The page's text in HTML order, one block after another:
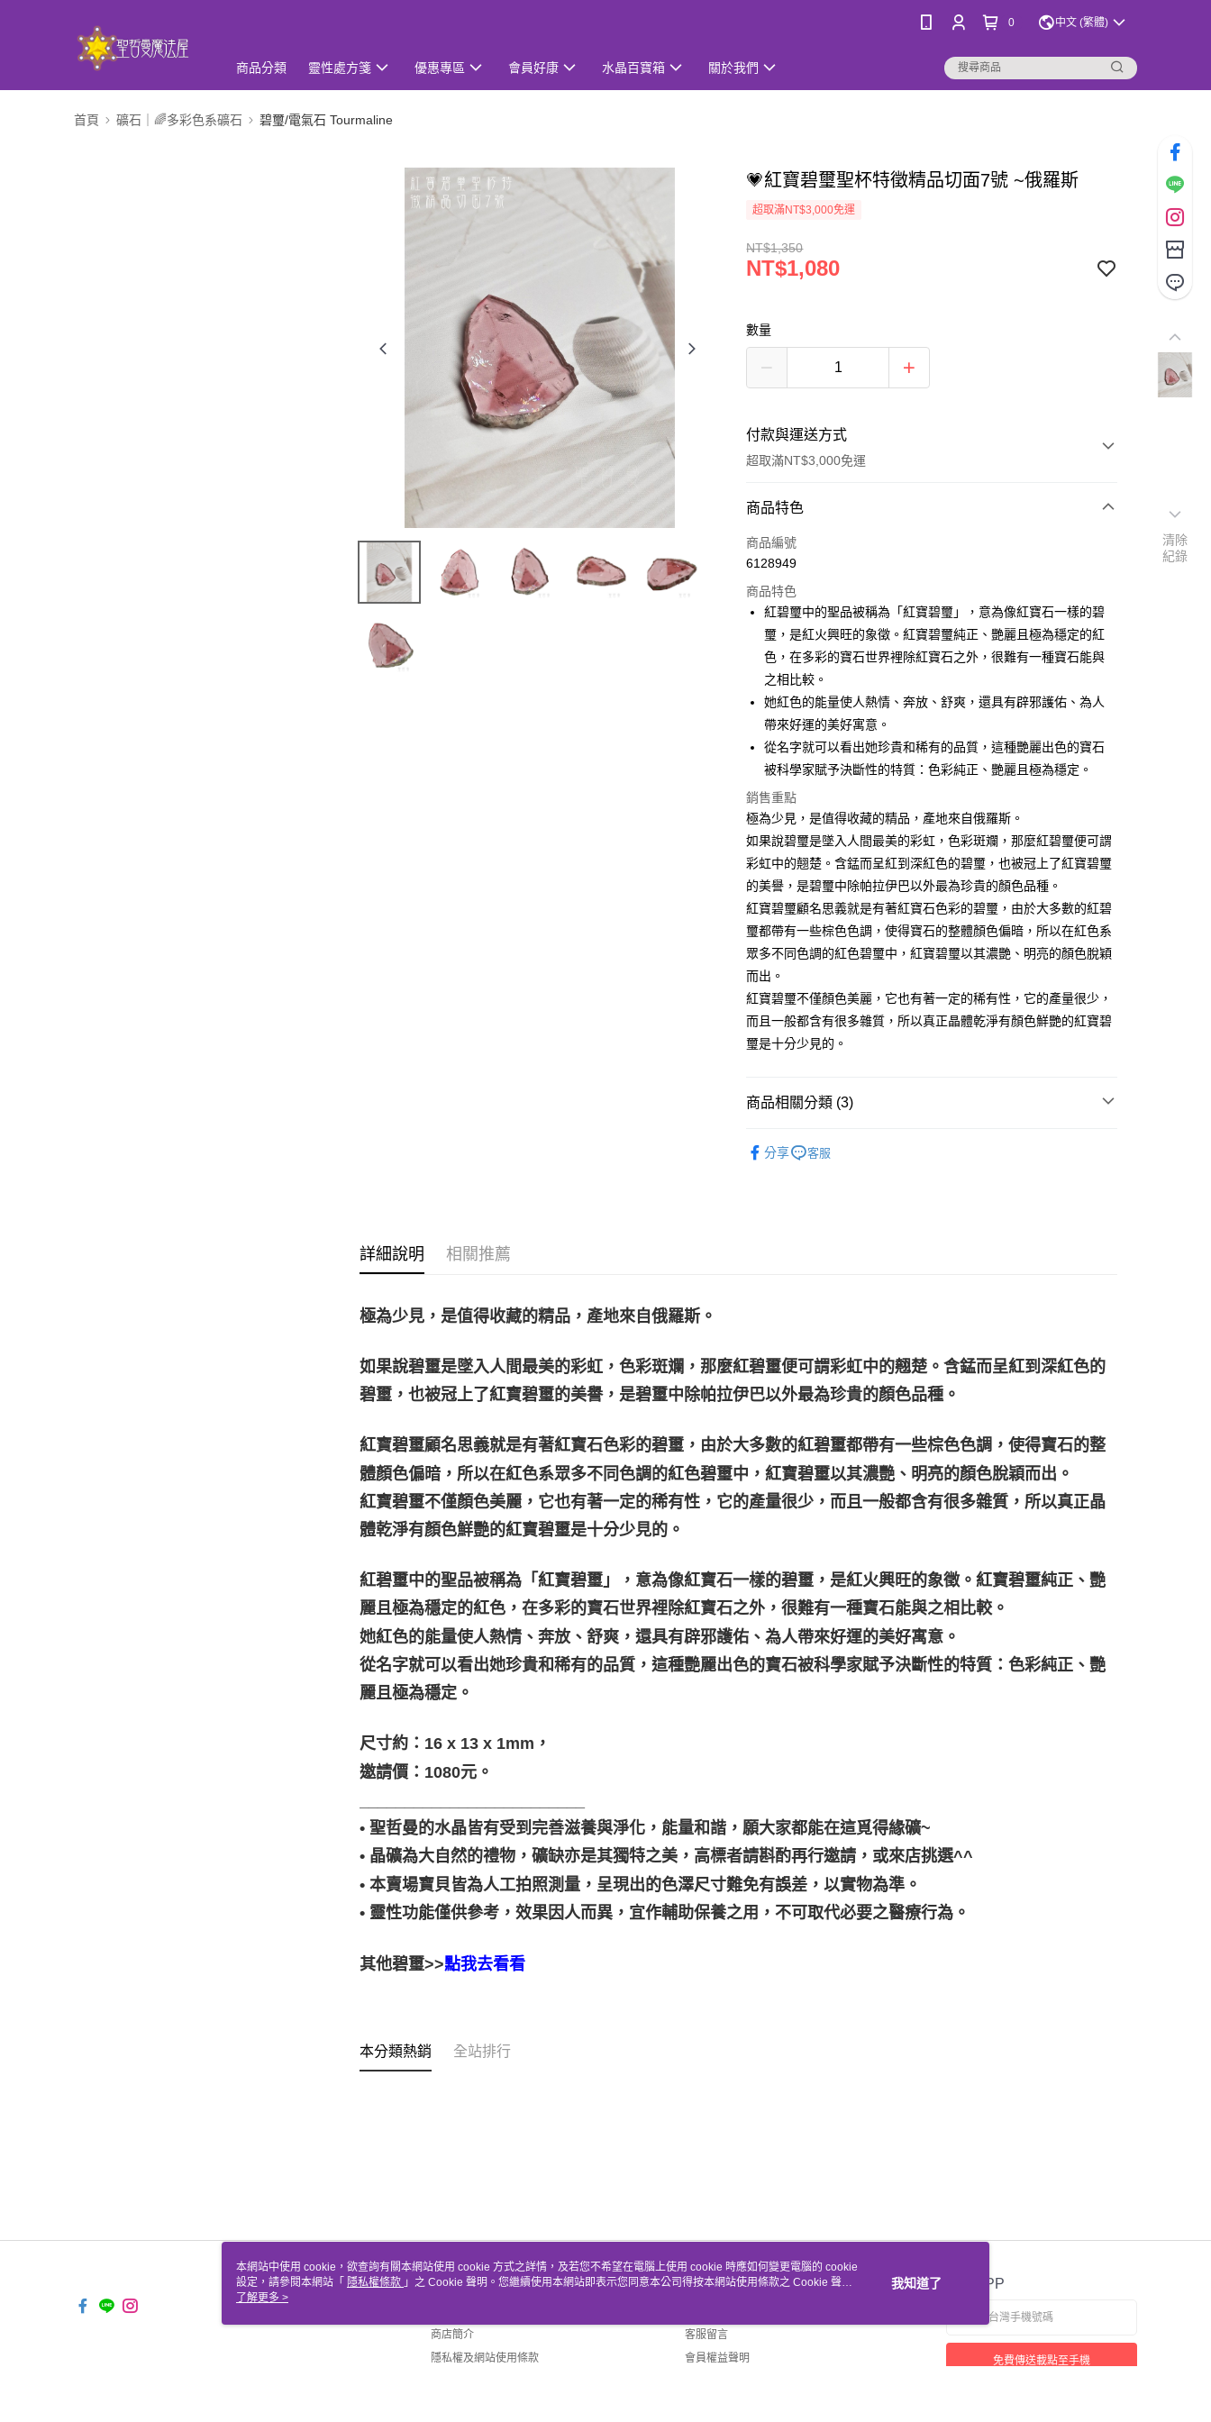
0 中文 (繁體)
商品分類 靈性處方箋 優惠專區 會員好康 水晶百寶箱 關於我們
首頁 礦石｜🌈多彩色系礦石 碧璽/電氣石 Tourmaline
💗紅寶碧璽聖杯特徵精品切面7號 ~俄羅斯
超取滿NT$3,000免運
NT$1,350
NT$1,080
數量
付款與運送方式
超取滿NT$3,000免運
付款方式
信用卡一次付款
LINE Pay
Apple Pay
街口支付
悠遊付
ATM付款
運送方式
全家取貨付款
每筆NT$80，滿NT$3,000(含以上)免運費
7-11取貨付款
每筆NT$80，滿NT$3,000(含以上)免運費
賣家宅配幫您送（台灣）
每筆NT$80，滿NT$3,000(含以上)免運費
郵局幫你送（離島）
每筆NT$80，滿NT$3,000(含以上)免運費
商品特色
商品編號
6128949
商品特色
紅碧璽中的聖品被稱為「紅寶碧璽」，意為像紅寶石一樣的碧
璽，是紅火興旺的象徵。紅寶碧璽純正、艷麗且極為穩定的紅
色，在多彩的寶石世界裡除紅寶石之外，很難有一種寶石能與
之相比較。
她紅色的能量使人熱情、奔放、舒爽，還具有辟邪護佑、為人
帶來好運的美好寓意。
從名字就可以看出她珍貴和稀有的品質，這種艷麗出色的寶石
被科學家賦予決斷性的特質：色彩純正、艷麗且極為穩定。
銷售重點
極為少見，是值得收藏的精品，產地來自俄羅斯。
如果說碧璽是墜入人間最美的彩虹，色彩斑斕，那麼紅碧璽便可謂
彩虹中的翹楚。含錳而呈紅到深紅色的碧璽，也被冠上了紅寶碧璽
的美譽，是碧璽中除帕拉伊巴以外最為珍貴的顏色品種。
紅寶碧璽顧名思義就是有著紅寶石色彩的碧璽，由於大多數的紅碧
璽都帶有一些棕色色調，使得寶石的整體顏色偏暗，所以在紅色系
眾多不同色調的紅色碧璽中，紅寶碧璽以其濃艷、明亮的顏色脫穎
而出。
紅寶碧璽不僅顏色美麗，它也有著一定的稀有性，它的產量很少，
而且一般都含有很多雜質，所以真正晶體乾淨有顏色鮮艷的紅寶碧
璽是十分少見的。
商品相關分類 (3)
分享 客服
詳細說明 相關推薦
極為少見，是值得收藏的精品，產地來自俄羅斯。
如果說碧璽是墜入人間最美的彩虹，色彩斑斕，那麼紅碧璽便可謂彩虹中的翹楚。含錳而呈紅到深紅色的
碧璽，也被冠上了紅寶碧璽的美譽，是碧璽中除帕拉伊巴以外最為珍貴的顏色品種。
紅寶碧璽顧名思義就是有著紅寶石色彩的碧璽，由於大多數的紅碧璽都帶有一些棕色色調，使得寶石的整
體顏色偏暗，所以在紅色系眾多不同色調的紅色碧璽中，紅寶碧璽以其濃艷、明亮的顏色脫穎而出。
紅寶碧璽不僅顏色美麗，它也有著一定的稀有性，它的產量很少，而且一般都含有很多雜質，所以真正晶
體乾淨有顏色鮮艷的紅寶碧璽是十分少見的。
紅碧璽中的聖品被稱為「紅寶碧璽」，意為像紅寶石一樣的碧璽，是紅火興旺的象徵。紅寶碧璽純正、艷
麗且極為穩定的紅色，在多彩的寶石世界裡除紅寶石之外，很難有一種寶石能與之相比較。
她紅色的能量使人熱情、奔放、舒爽，還具有辟邪護佑、為人帶來好運的美好寓意。
從名字就可以看出她珍貴和稀有的品質，這種艷麗出色的寶石被科學家賦予決斷性的特質：色彩純正、艷
麗且極為穩定。
尺寸約：16 x 13 x 1mm，
邀請價：1080元。
• 聖哲曼的水晶皆有受到完善滋養與淨化，能量和諧，願大家都能在這覓得緣礦~
• 晶礦為大自然的禮物，礦缺亦是其獨特之美，高標者請斟酌再行邀請，或來店挑選^^
• 本賣場寶貝皆為人工拍照測量，呈現出的色澤尺寸難免有誤差，以實物為準。
• 靈性功能僅供參考，效果因人而異，宜作輔助保養之用，不可取代必要之醫療行為。
其他碧璽>>點我去看看
本分類熱銷 全站排行
關於我們
商店簡介
隱私權及網站使用條款
客服資訊
客服留言
會員權益聲明
官方APP
免費傳送載點至手機
清除
紀錄
本網站中使用 cookie，欲查詢有關本網站使用 cookie 方式之詳情，及若您不希望在電腦上使用 cookie 時應如何變更電腦的 cookie
設定，請參閱本網站「 隱私權條款 」之 Cookie 聲明。您繼續使用本網站即表示您同意本公司得按本網站使用條款之 Cookie 聲明
使用 cookie。
了解更多 >
我知道了